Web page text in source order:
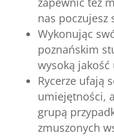
nas poczujesz
Wykonując
poznańskim
wysoką jakość
Rycerze ufają
umiejętności,
grupą
zmuszonych